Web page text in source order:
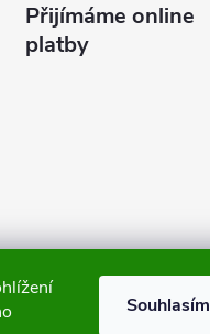
Souhlasím
Přijímáme online
platby